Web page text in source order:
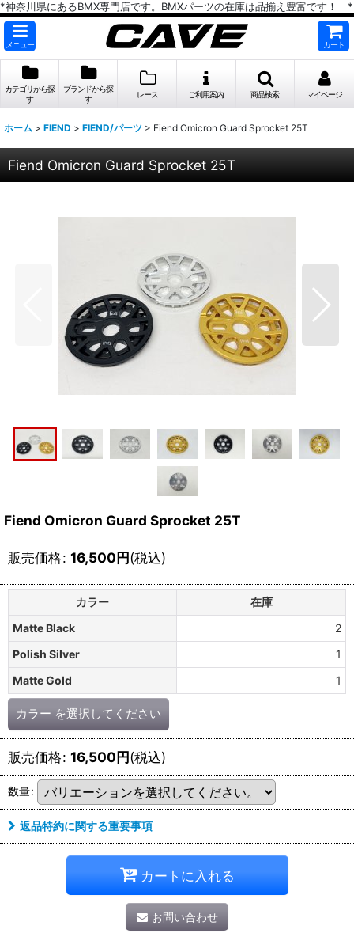
*神奈川県にあるBMX専門店です。BMXパーツの在庫は品揃え豊富です！ *
メニュー カート
カテゴリから探
す
ブランドから探
す
レース ご利用案内 商品検索 マイページ
ホーム > FIEND > FIEND/パーツ > Fiend Omicron Guard Sprocket 25T
Fiend Omicron Guard Sprocket 25T
Fiend Omicron Guard Sprocket 25T
販売価格: 16,500円(税込)
カラー
在庫
Matte Black
2
Polish Silver
1
Matte Gold
1
カラー を選択してください
販売価格: 16,500円(税込)
数量:
返品特約に関する重要事項
カートに入れる
お問い合わせ